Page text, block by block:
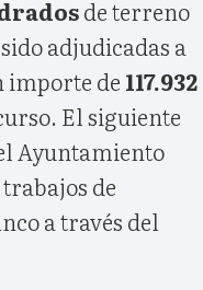
de terreno
adjudicadas a
importe de 117.932
El siguiente
Ayuntamiento
de
a través del